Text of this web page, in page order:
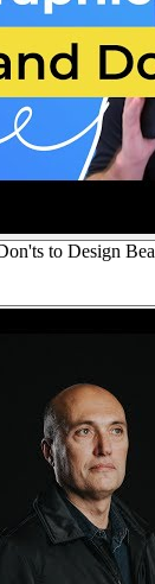
to Design